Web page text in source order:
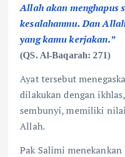
Allah akan menghapus
kesalahanmu. Dan
yang kamu kerjakan.”
(QS. Al-Baqarah: 271)
Ayat tersebut
dilakukan dengan
sembunyi, memiliki
Allah.
Pak Salimi